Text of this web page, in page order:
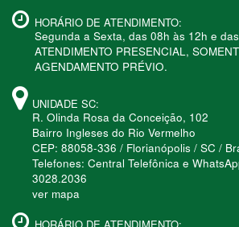
HORÁRIO DE ATENDIMENTO:
Segunda a Sexta, das 08h às 12h e
ATENDIMENTO PRESENCIAL,
AGENDAMENTO PRÉVIO.
UNIDADE SC:
R. Olinda Rosa da Conceição, 102
Bairro Ingleses do Rio Vermelho
CEP: 88058-336 / Florianópolis / SC /
Telefones: Central Telefônica e
3028.2036
ver mapa